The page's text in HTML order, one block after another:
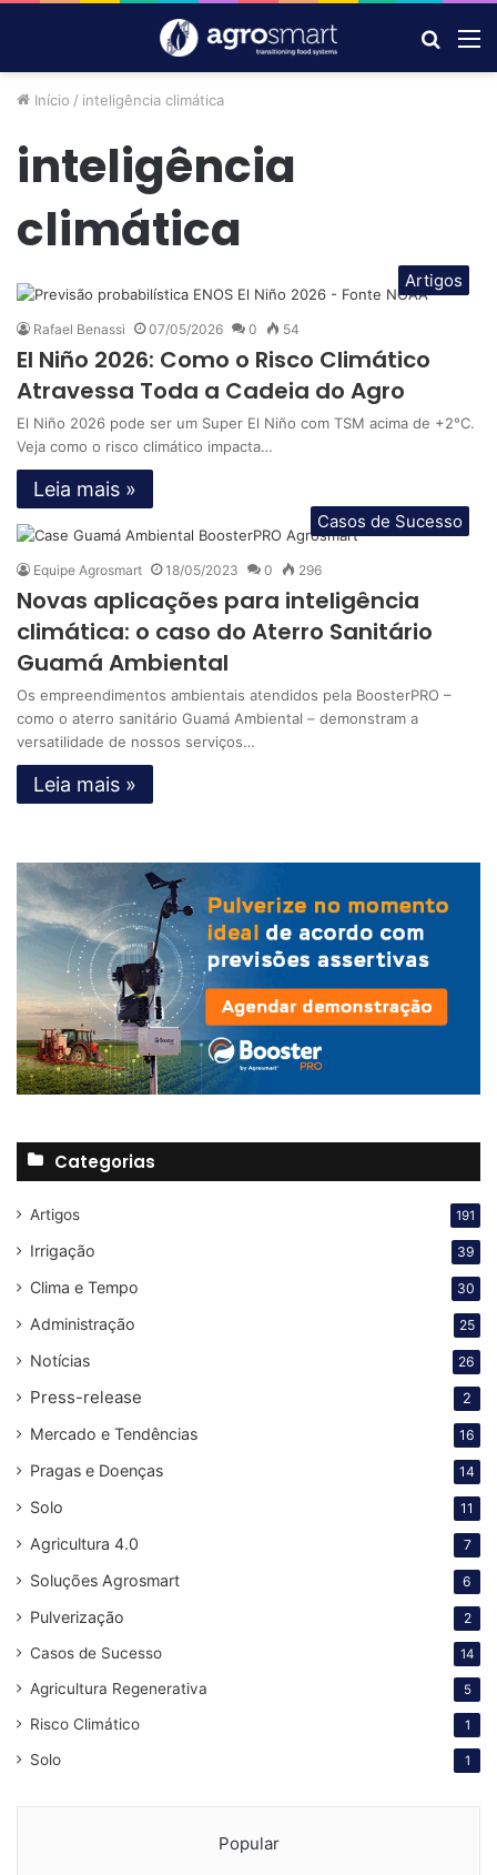
por
Início / inteligência climática
inteligência
climática
Artigos
Rafael Benassi 07/05/2026 0 54
El Niño 2026: Como o Risco Climático
Atravessa Toda a Cadeia do Agro
El Niño 2026 pode ser um Super El Niño com TSM acima de +2°C.
Veja como o risco climático impacta…
Leia mais »
Casos de Sucesso
Equipe Agrosmart 18/05/2023 0 296
Novas aplicações para inteligência
climática: o caso do Aterro Sanitário
Guamá Ambiental
Os empreendimentos ambientais atendidos pela BoosterPRO –
como o aterro sanitário Guamá Ambiental – demonstram a
versatilidade de nossos serviços…
Leia mais »
Categorias
Artigos 191
Irrigação 39
Clima e Tempo 30
Administração 25
Notícias 26
Press-release 2
Mercado e Tendências 16
Pragas e Doenças 14
Solo 11
Agricultura 4.0 7
Soluções Agrosmart 6
Pulverização 2
Casos de Sucesso 14
Agricultura Regenerativa 5
Risco Climático 1
Solo 1
Popular